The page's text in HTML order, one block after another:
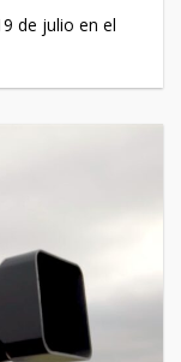
de julio en el